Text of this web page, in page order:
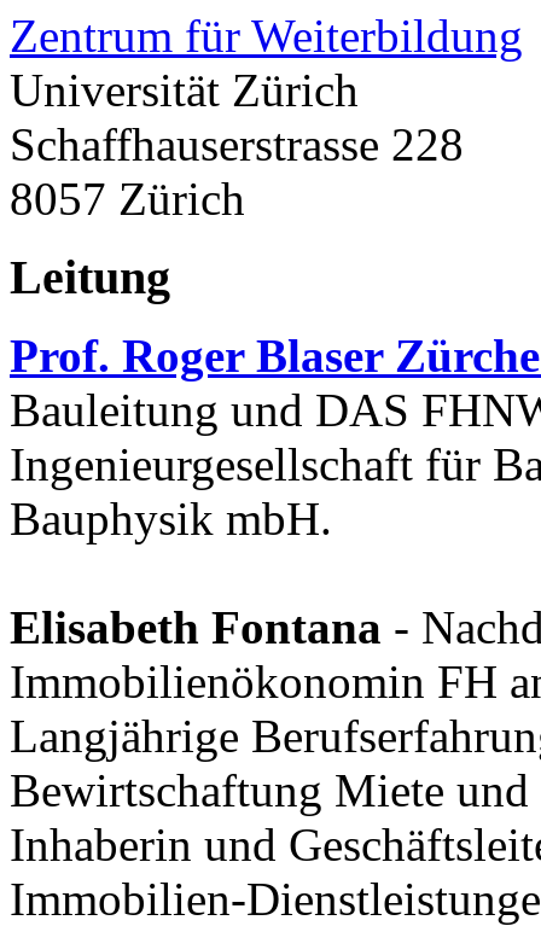
Zentrum für Weiterbildung
Universität Zürich
Schaffhauserstrasse 228
8057 Zürich
Leitung
Prof. Roger Blaser
Bauleitung und DAS
Ingenieurgesellschaft für
Bauphysik mbH.
Elisabeth Fontana -
Immobilienökonomin FH
Langjährige
Bewirtschaftung Miete
Inhaberin und
Immobilien-